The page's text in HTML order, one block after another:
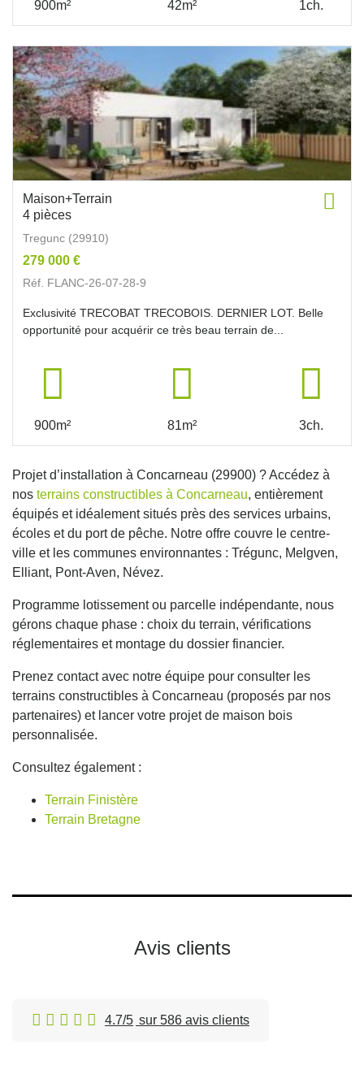
900m² 42m² 1ch.
Maison+Terrain
4 pièces
Tregunc (29910)
279 000 €
Réf. FLANC-26-07-28-9
Exclusivité TRECOBAT TRECOBOIS. DERNIER LOT. Belle
opportunité pour acquérir ce très beau terrain de...
900m² 81m² 3ch.
Projet d’installation à Concarneau (29900) ? Accédez à
nos terrains constructibles à Concarneau, entièrement
équipés et idéalement situés près des services urbains,
écoles et du port de pêche. Notre offre couvre le centre-
ville et les communes environnantes : Trégunc, Melgven,
Elliant, Pont-Aven, Névez.
Programme lotissement ou parcelle indépendante, nous
gérons chaque phase : choix du terrain, vérifications
réglementaires et montage du dossier financier.
Prenez contact avec notre équipe pour consulter les
terrains constructibles à Concarneau (proposés par nos
partenaires) et lancer votre projet de maison bois
personnalisée.
Consultez également :
Terrain Finistère
Terrain Bretagne
Avis clients
4.7/5 sur 586 avis clients